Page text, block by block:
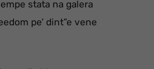
stata na galera
pe’ dint”e vene